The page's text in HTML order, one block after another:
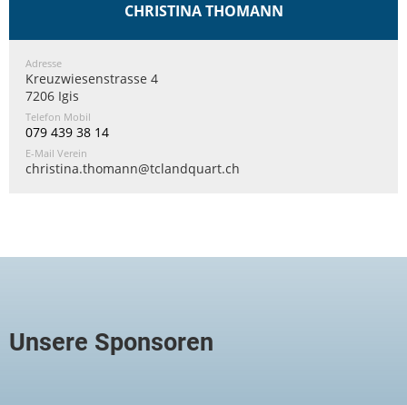
CHRISTINA THOMANN
Adresse
Kreuzwiesenstrasse 4
7206 Igis
Telefon Mobil
079 439 38 14
E-Mail Verein
christina.thomann@tclandquart.ch
Unsere Sponsoren